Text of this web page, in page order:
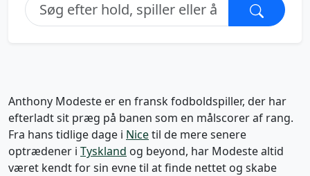
Anthony Modeste er en fransk fodboldspiller, der har
efterladt sit præg på banen som en målscorer af rang.
Fra hans tidlige dage i Nicetil de mere senere
optrædener i Tyskland og beyond, har Modeste altid
været kendt for sin evne til at finde nettet og skabe